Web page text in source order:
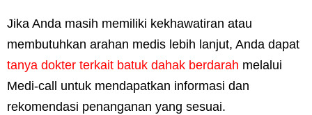
Jika Anda masih memiliki kekhawatiran atau
membutuhkan arahan medis lebih lanjut, Anda dapat
tanya dokter terkait batuk dahak berdarah melalui
Medi-call untuk mendapatkan informasi dan
rekomendasi penanganan yang sesuai.